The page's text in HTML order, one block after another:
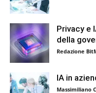
Privacy e
della
Redazione
IA in
Massimiliano